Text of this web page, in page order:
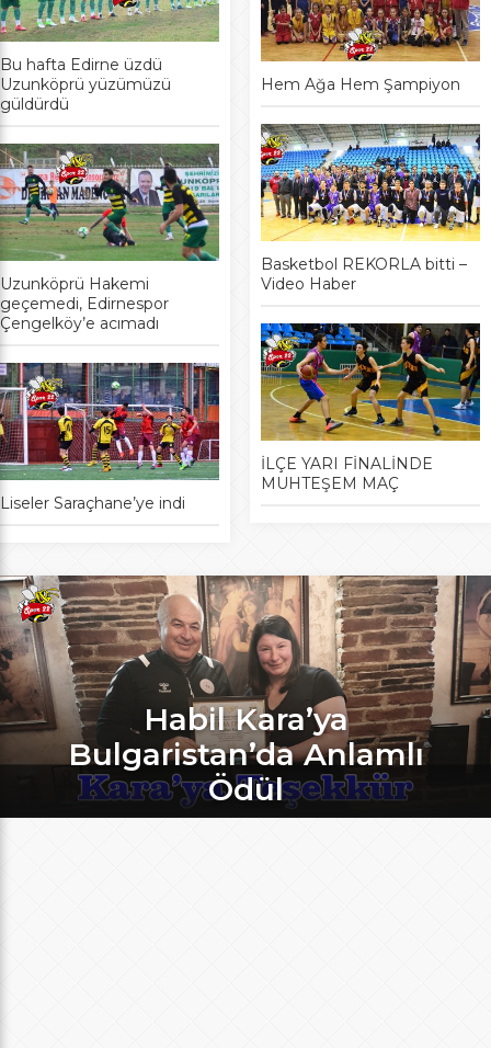
Bu hafta Edirne üzdü
Uzunköprü yüzümüzü
güldürdü
Uzunköprü Hakemi
geçemedi, Edirnespor
Çengelköy’e acımadı
Liseler Saraçhane’ye indi
Hem Ağa Hem Şampiyon
Basketbol REKORLA bitti –
Video Haber
İLÇE YARI FİNALİNDE
MUHTEŞEM MAÇ
Habil Kara’ya
Bulgaristan’da Anlamlı
Ödül